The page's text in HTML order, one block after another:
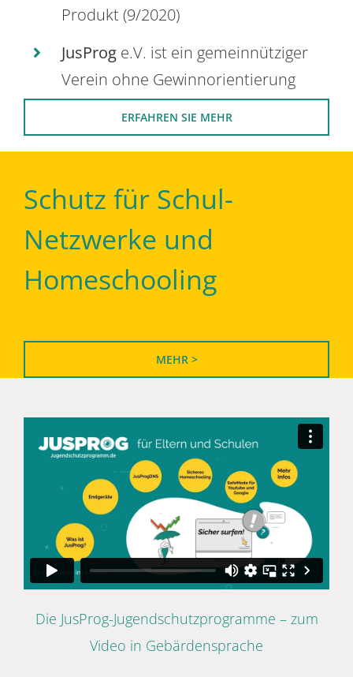
Produkt (9/2020)
JusProg e.V. ist ein gemeinnütziger
Verein ohne Gewinnorientierung
ERFAHREN SIE MEHR
Schutz für Schul-
Netzwerke und
Homeschooling
MEHR >
Die JusProg-Jugendschutzprogramme – zum
Video in Gebärdensprache